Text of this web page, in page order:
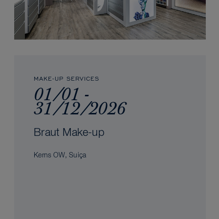
MAKE-UP SERVICES
01/01 -
31/12/2026
Braut Make-up
Kerns OW, Suiça